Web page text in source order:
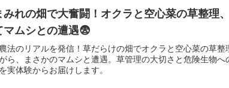
みれの畑で大奮闘！オクラと空心菜の草整理
マムシとの遭遇😨
法のリアルを発信！草だらけの畑でオクラと空心菜の草整
ら、まさかのマムシと遭遇。草管理の大切さと危険生物へ
実体験からお届けします。